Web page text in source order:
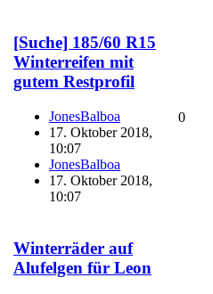
[Suche] 185/60 R15
Winterreifen mit
gutem Restprofil
JonesBalboa
17. Oktober 2018,
10:07
JonesBalboa
17. Oktober 2018,
10:07
0
Winterräder auf
Alufelgen für Leon